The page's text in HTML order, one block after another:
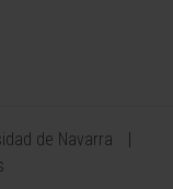
de Navarra